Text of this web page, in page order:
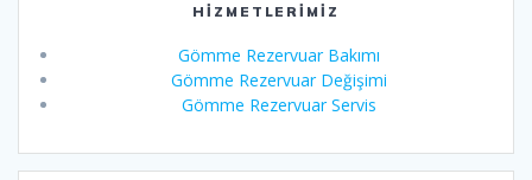
HIZMETLERIMIZ
Gömme Rezervuar Bakımı
Gömme Rezervuar Değişimi
Gömme Rezervuar Servis